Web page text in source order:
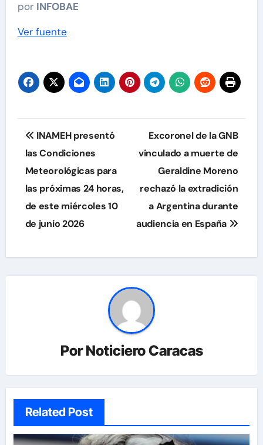
por INFOBAE
Ver fuente
Navegación
de
entradas
INAMEH presentó
las Condiciones
Meteorológicas para
las próximas 24 horas,
de este miércoles 10
de junio 2026
Excoronel de la GNB
vinculado a muerte de
Geraldine Moreno
rechazó la extradición
a Argentina durante
audiencia en España
PorNoticiero Caracas
Related Post